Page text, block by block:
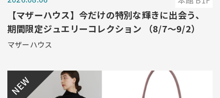
【マザーハウス】今だけの特別な輝きに出会う、
期間限定ジュエリーコレクション （8/7～9/2）
マザーハウス
NEW